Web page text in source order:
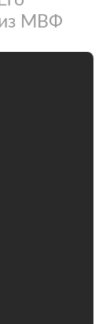
из МВФ